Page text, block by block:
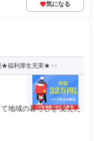
気になる
★福利厚生充実★
地域の暮らしを 支えた